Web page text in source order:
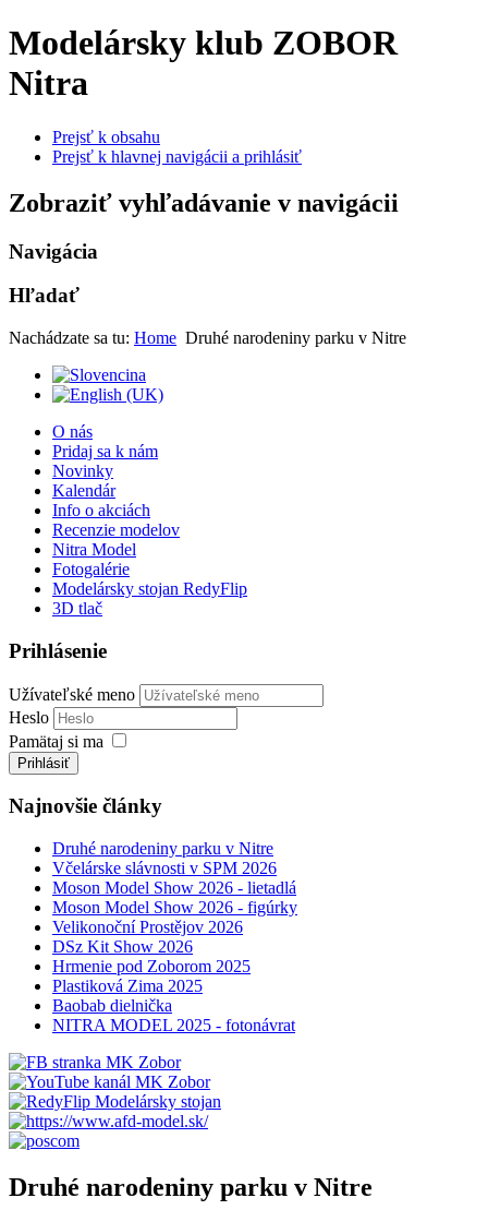
Modelársky klub ZOBOR
Nitra
Prejsť k obsahu
Prejsť k hlavnej navigácii a prihlásiť
Zobraziť vyhľadávanie v navigácii
Navigácia
Hľadať
Nachádzate sa tu: Home Druhé narodeniny parku v Nitre
O nás
Pridaj sa k nám
Novinky
Kalendár
Info o akciách
Recenzie modelov
Nitra Model
Fotogalérie
Modelársky stojan RedyFlip
3D tlač
Prihlásenie
Užívateľské meno
Heslo
Pamätaj si ma
Prihlásiť
Najnovšie články
Druhé narodeniny parku v Nitre
Včelárske slávnosti v SPM 2026
Moson Model Show 2026 - lietadlá
Moson Model Show 2026 - figúrky
Velikonoční Prostějov 2026
DSz Kit Show 2026
Hrmenie pod Zoborom 2025
Plastiková Zima 2025
Baobab dielnička
NITRA MODEL 2025 - fotonávrat
Druhé narodeniny parku v Nitre